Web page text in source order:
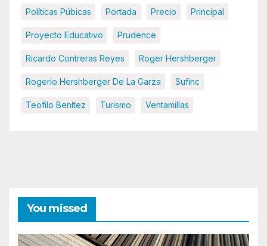
Políticas Púbicas Portada Precio Principal
Proyecto Educativo Prudence
Ricardo Contreras Reyes Roger Hershberger
Rogerio Hershberger De La Garza Sufinc
Teofilo Benítez Turismo Ventamillas
You missed